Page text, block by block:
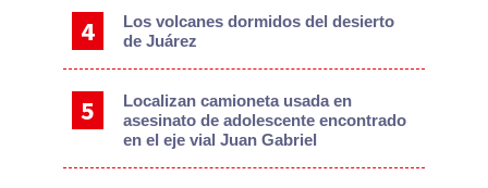
Los volcanes dormidos del desierto
de Juárez
Localizan camioneta usada en
asesinato de adolescente encontrado
en el eje vial Juan Gabriel